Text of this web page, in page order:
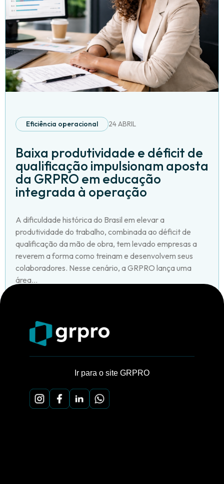
Eficiência operacional 24 ABRIL
Baixa produtividade e déficit de
qualificação impulsionam aposta
da GRPRO em educação
integrada à operação
A dificuldade histórica do Brasil em elevar a
produtividade do trabalho, combinada ao déficit de
qualificação da mão de obra, tem levado empresas a
reverem a forma como treinam e desenvolvem seus
colaboradores. Nesse cenário, a GRPRO lança uma
área...
Ir para o site GRPRO